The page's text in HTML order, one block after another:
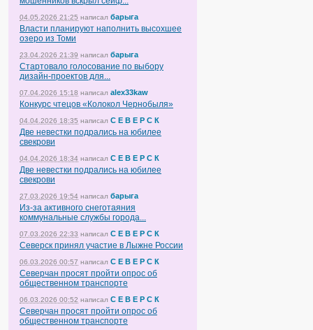
04.05.2026 21:25 написал барыга
Власти планируют наполнить высохшее
озеро из Томи
23.04.2026 21:39 написал барыга
Стартовало голосование по выбору
дизайн-проектов для...
07.04.2026 15:18 написал alex33kaw
Конкурс чтецов «Колокол Чернобыля»
04.04.2026 18:35 написал С Е В Е Р С К
Две невестки подрались на юбилее
свекрови
04.04.2026 18:34 написал С Е В Е Р С К
Две невестки подрались на юбилее
свекрови
27.03.2026 19:54 написал барыга
Из-за активного снеготаяния
коммунальные службы города...
07.03.2026 22:33 написал С Е В Е Р С К
Северск принял участие в Лыжне России
06.03.2026 00:57 написал С Е В Е Р С К
Северчан просят пройти опрос об
общественном транспорте
06.03.2026 00:52 написал С Е В Е Р С К
Северчан просят пройти опрос об
общественном транспорте